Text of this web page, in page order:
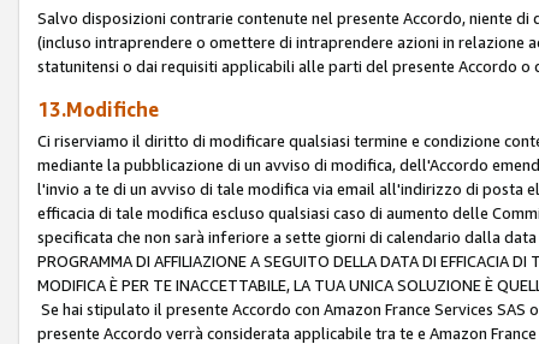
Salvo disposizioni contrarie contenute nel presente Accordo, niente
(incluso intraprendere o omettere di intraprendere azioni in relazione
statunitensi o dai requisiti applicabili alle parti del presente Accordo o
13.Modifiche
Ci riserviamo il diritto di modificare qualsiasi termine e condizione
mediante la pubblicazione di un avviso di modifica, dell'Accordo
l'invio a te di un avviso di tale modifica via email all'indirizzo di
efficacia di tale modifica escluso qualsiasi caso di aumento delle
specificata che non sarà inferiore a sette giorni di calendario dalla data
PROGRAMMA DI AFFILIAZIONE A SEGUITO DELLA DATA DI EFFICACIA
MODIFICA È PER TE INACCETTABILE, LA TUA UNICA SOLUZIONE È
Se hai stipulato il presente Accordo con Amazon France Services
presente Accordo verrà considerata applicabile tra te e Amazon